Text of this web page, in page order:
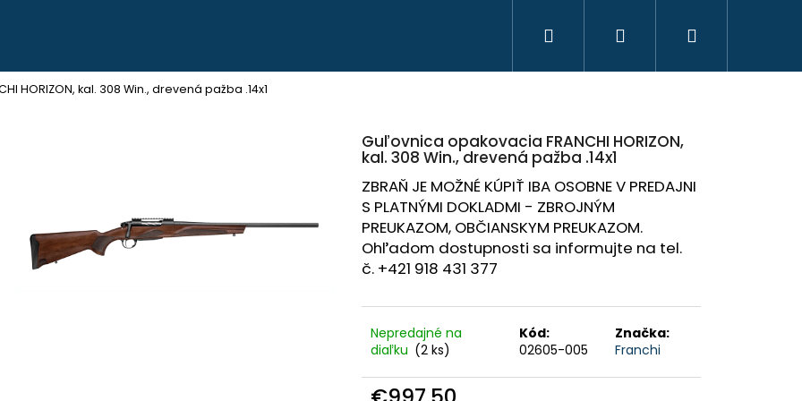
Hľadať Prihlásenie
HORIZON, kal. 308 Win., drevená pažba .14x1
Guľovnica opakovacia FRANCHI HORIZON,
kal. 308 Win., drevená pažba .14x1
ZBRAŇ JE MOŽNÉ KÚPIŤ IBA OSOBNE V PREDAJNI
S PLATNÝMI DOKLADMI - ZBROJNÝM
PREUKAZOM, OBČIANSKYM PREUKAZOM.
Ohľadom dostupnosti sa informujte na tel.
č. +421 918 431 377
Nepredajné na
diaľku (2 ks)
Kód:
02605-005
Značka:
Franchi
Čo potrebujete nájsť?
POĽOVNÍCKE NOHAVICE IBEX CHAUD -
VERNEY CARRON - PHPN011 - KAKI